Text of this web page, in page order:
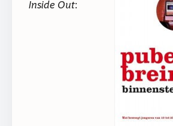
Inside Out: